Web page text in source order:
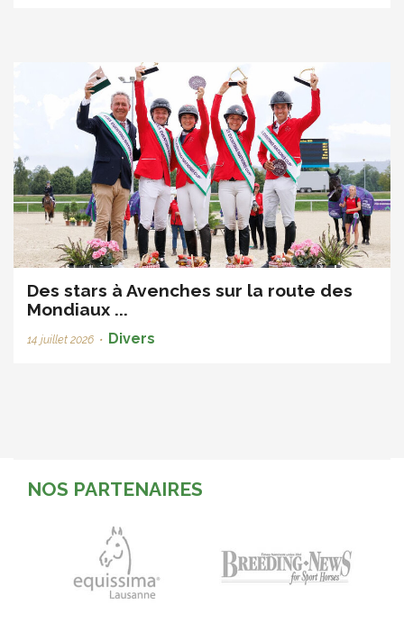
Des stars à Avenches sur la route des
Mondiaux ...
14 juillet 2026 • Divers
NOS PARTENAIRES